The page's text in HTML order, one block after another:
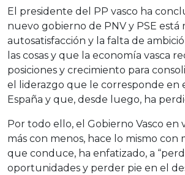
El presidente del PP vasco ha
nuevo gobierno de PNV y PSE está
autosatisfacción y la falta de
las cosas y que la economía vasca
posiciones y crecimiento para
el liderazgo que le corresponde en
España y que, desde luego, ha
Por todo ello, el Gobierno Vasco en
más con menos, hace lo mismo con
que conduce, ha enfatizado, a
oportunidades y perder pie en el